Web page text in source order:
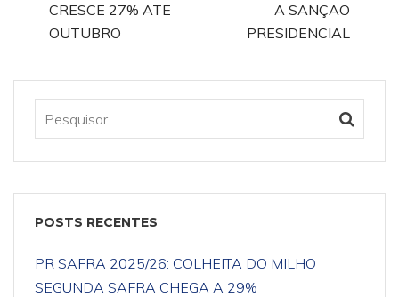
CRESCE 27% ATE
OUTUBRO
A SANÇAO
PRESIDENCIAL
POSTS RECENTES
PR SAFRA 2025/26: COLHEITA DO MILHO
SEGUNDA SAFRA CHEGA A 29%